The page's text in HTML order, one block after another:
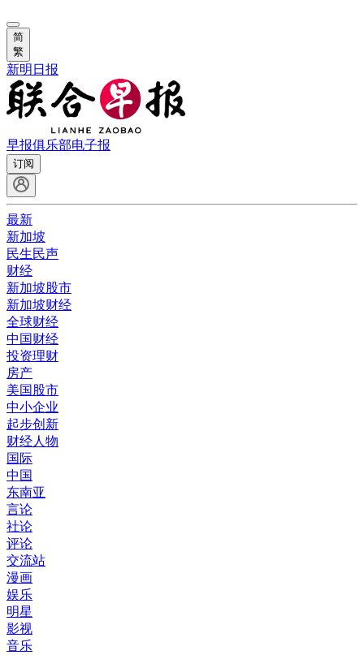
简
繁
新明日报
早报俱乐部电子报
订阅
最新
新加坡
民生民声
财经
新加坡股市
新加坡财经
全球财经
中国财经
投资理财
房产
美国股市
中小企业
起步创新
财经人物
国际
中国
东南亚
言论
社论
评论
交流站
漫画
娱乐
明星
影视
音乐